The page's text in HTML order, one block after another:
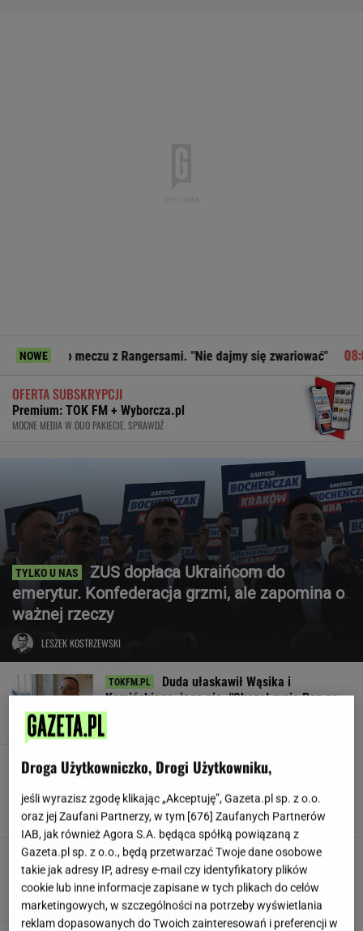
NOWE
meczu z Rangersami. "Nie dajmy się zwariować"
OFERTA SUBSKRYPCJI
Premium: TOK FM + Wyborcza.pl
MOCNE MEDIA W DUO PAKIECIE. SPRAWDŹ
ZUS dopłaca Ukraińcom do
emerytur. Konfederacja grzmi, ale zapomina o
ważnej rzeczy
LESZEK KOSTRZEWSKI
Duda ułaskawił Wąsika i
Kamińskiego, jego nie. "Skazał mnie Pan na
karę śmierci"
Znów przyczepili się do
Lewandowskiej. Aż trudno mi uwierzyć, o co
poszło
KINGA MOLENDA
Jamy karne, pobicia. Ukraina
ma problem z jednostką
SUBSKRYPCJA
Droga Użytkowniczko, Drogi Użytkowniku,
jeśli wyrazisz zgodę klikając „Akceptuję”, Gazeta.pl sp. z o.o.
oraz jej Zaufani Partnerzy, w tym [676] Zaufanych Partnerów
IAB, jak również Agora S.A. będąca spółką powiązaną z
Gazeta.pl sp. z o.o., będą przetwarzać Twoje dane osobowe
takie jak adresy IP, adresy e-mail czy identyfikatory plików
cookie lub inne informacje zapisane w tych plikach do celów
marketingowych, w szczególności na potrzeby wyświetlania
reklam dopasowanych do Twoich zainteresowań i preferencji w